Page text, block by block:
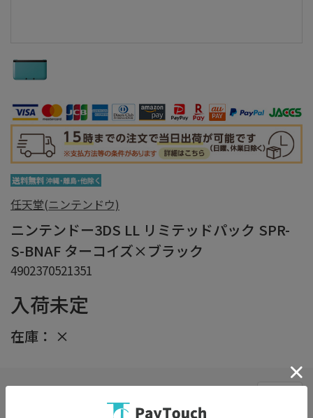
任天堂(ニンテンドウ)
ニンテンドー3DS LL リミテッドパック SPR-
S-BNAF ターコイズ×ブラック
4902370521351
入荷未定
在庫： ×
在庫がありません